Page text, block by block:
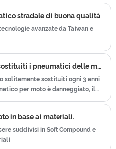
e protezione per i nostri
per auto che unisce la
di Taiwan e
produrre pneumatici per
€ E-MARKã € DOT
un team post-vendita
che fornisce servizio
e protezione per i nostri
stradale di buona qualità
avanzate da Taiwan e
Ogni quanto devono essere sostituiti i pneumatici delle motociclette
solitamente sostituiti ogni 3 anni
per moto è danneggiato, il
in base ai materiali.
suddivisi in Soft Compound e